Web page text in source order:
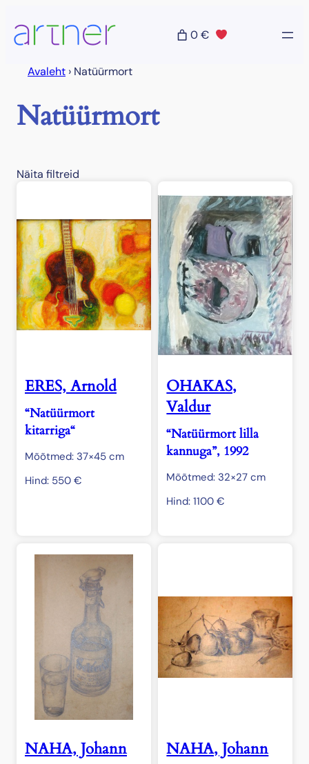
sisu
juurde
0 €
Avaleht › Natüürmort
Natüürmort
Näita filtreid
ERES, Arnold
“Natüürmort
kitarriga“
Mõõtmed: 37×45 cm
Hind: 550 €
OHAKAS,
Valdur
“Natüürmort lilla
kannuga”, 1992
Mõõtmed: 32×27 cm
Hind:1100€
NAHA, Johann NAHA, Johann